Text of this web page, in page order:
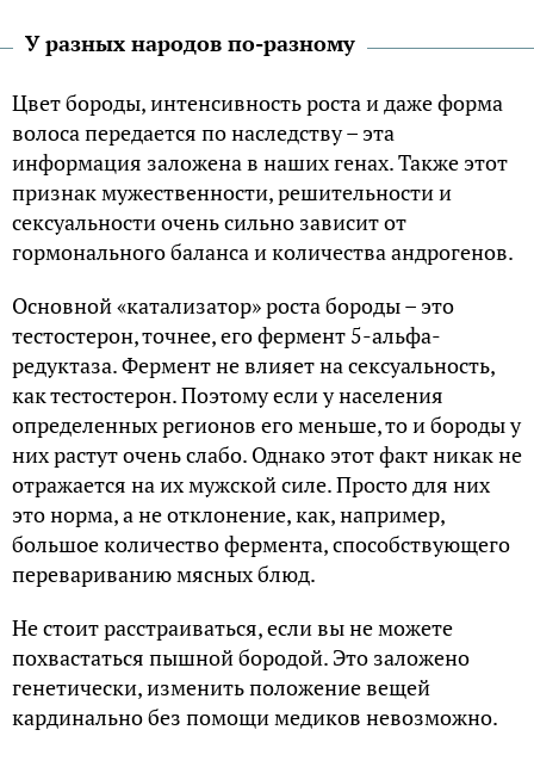
У разных народов по-разному
Цвет бороды, интенсивность роста и даже форма
волоса передается по наследству – эта
информация заложена в наших генах. Также этот
признак мужественности, решительности и
сексуальности очень сильно зависит от
гормонального баланса и количества андрогенов.
Основной «катализатор» роста бороды – это
тестостерон, точнее, его фермент 5-альфа-
редуктаза. Фермент не влияет на сексуальность,
как тестостерон. Поэтому если у населения
определенных регионов его меньше, то и бороды у
них растут очень слабо. Однако этот факт никак не
отражается на их мужской силе. Просто для них
это норма, а не отклонение, как, например,
большое количество фермента, способствующего
перевариванию мясных блюд.
Не стоит расстраиваться, если вы не можете
похвастаться пышной бородой. Это заложено
генетически, изменить положение вещей
кардинально без помощи медиков невозможно.